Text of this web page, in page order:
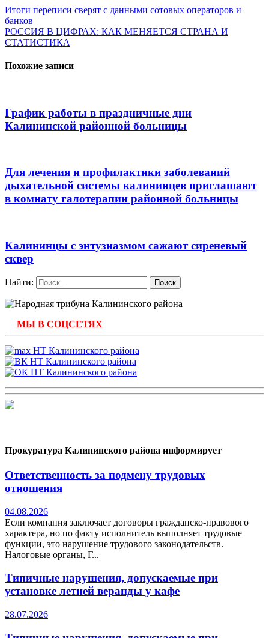
Итоги переписи сверят с данными сотовых операторов и
банков
РОССИЯ В ЦИФРАХ: КАК МЕНЯЕТСЯ СТРАНА И
СТАТИСТИКА
Похожие записи
График работы в праздничные дни
Калининской районной больницы
Для лечения и профилактики заболеваний
дыхательной системы калининцев приглашают
в комнату галотерапии районной больницы
Калининцы с энтузиазмом сажают сиреневый
сквер
Найти:
МЫ В СОЦСЕТЯХ
Прокуратура Калининского района информирует
Ответственность за подмену трудовых
отношения
04.08.2026
Если компания заключает договоры гражданско-правового
характера, но по факту исполнитель выполняет трудовые
функции, это нарушение трудового законодательств.
Налоговые органы, Г...
Типичные нарушения, допускаемые при
установке летней веранды у кафе
28.07.2026